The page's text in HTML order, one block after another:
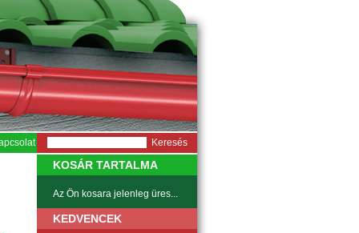
KOSÁR TARTALMA
Az Ön kosara jelenleg üres...
KEDVENCEK